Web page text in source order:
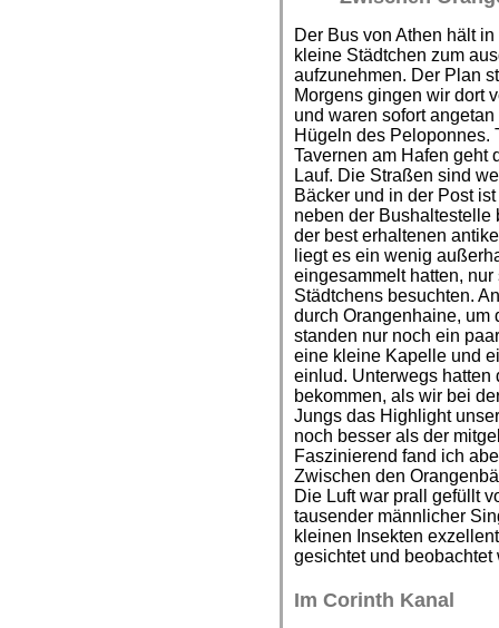
Der Bus von Athen hält
kleine Städtchen zum
aufzunehmen. Der Plan
Morgens gingen wir dort
und waren sofort
Hügeln des Peloponnes.
Tavernen am Hafen geht
Lauf. Die Straßen sind
Bäcker und in der Post
neben der Bushaltestelle
der best erhaltenen
liegt es ein wenig
eingesammelt hatten,
Städtchens besuchten.
durch Orangenhaine, um
standen nur noch ein
eine kleine Kapelle und
einlud. Unterwegs hatten
bekommen, als wir bei
Jungs das Highlight
noch besser als der
Faszinierend fand ich
Zwischen den
Die Luft war prall gefüllt
tausender männlicher
kleinen Insekten
gesichtet und
Im Corinth Kanal